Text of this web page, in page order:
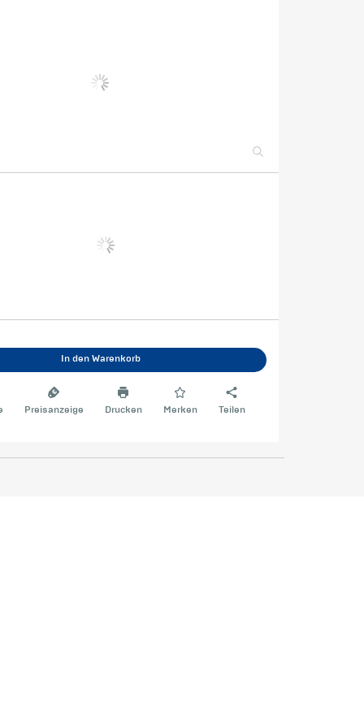
In den Warenkorb
Preisanzeige Drucken Merken Teilen